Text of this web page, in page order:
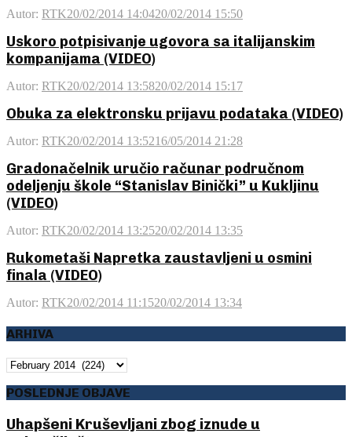
Autor: RTK20/02/2014 14:0420/02/2014 15:50
Uskoro potpisivanje ugovora sa italijanskim
kompanijama (VIDEO)
Autor: RTK20/02/2014 13:5820/02/2014 15:17
Obuka za elektronsku prijavu podataka (VIDEO)
Autor: RTK20/02/2014 13:5216/05/2014 21:28
Gradonačelnik uručio računar područnom
odeljenju škole “Stanislav Binički” u Kukljinu
(VIDEO)
Autor: RTK20/02/2014 13:2520/02/2014 13:35
Rukometaši Napretka zaustavljeni u osmini
finala (VIDEO)
Autor: RTK20/02/2014 11:1520/02/2014 13:34
ARHIVA
ARHIVA
POSLEDNJE OBJAVE
Uhapšeni Kruševljani zbog iznude u